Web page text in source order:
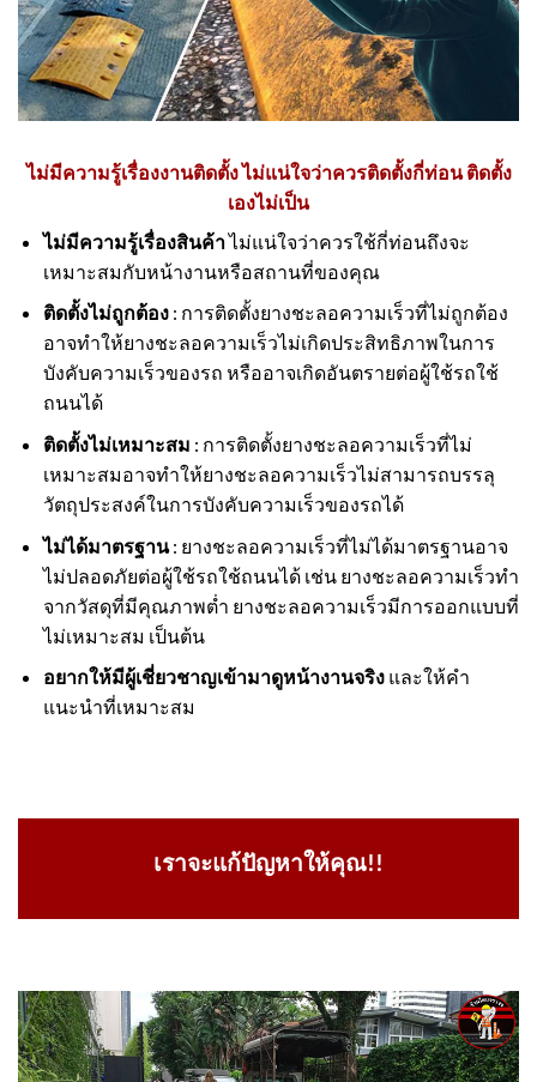
ไม่มีความรู้เรื่องงานติดตั้ง ไม่แน่ใจว่าควรติดตั้งกี่ท่อน ติดตั้ง
เองไม่เป็น
ไม่มีความรู้เรื่องสินค้าไม่แน่ใจว่าควรใช้กี่ท่อนถึงจะ
เหมาะสมกับหน้างานหรือสถานที่ของคุณ
ติดตั้งไม่ถูกต้อง: การติดตั้งยางชะลอความเร็วที่ไม่ถูกต้อง
อาจทำให้ยางชะลอความเร็วไม่เกิดประสิทธิภาพในการ
บังคับความเร็วของรถ หรืออาจเกิดอันตรายต่อผู้ใช้รถใช้
ถนนได้
ติดตั้งไม่เหมาะสม : การติดตั้งยางชะลอความเร็วที่ไม่
เหมาะสมอาจทำให้ยางชะลอความเร็วไม่สามารถบรรลุ
วัตถุประสงค์ในการบังคับความเร็วของรถได้
ไม่ได้มาตรฐาน: ยางชะลอความเร็วที่ไม่ได้มาตรฐานอาจ
ไม่ปลอดภัยต่อผู้ใช้รถใช้ถนนได้ เช่น ยางชะลอความเร็วทำ
จากวัสดุที่มีคุณภาพต่ำ ยางชะลอความเร็วมีการออกแบบที่
ไม่เหมาะสม เป็นต้น
อยากให้มีผู้เชี่ยวชาญเข้ามาดูหน้างานจริงและให้คำ
แนะนำที่เหมาะสม
เราจะแก้ปัญหาให้คุณ!!